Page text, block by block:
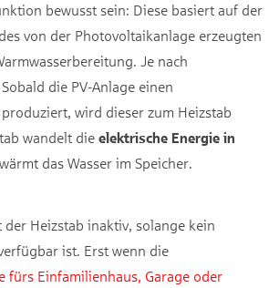
bewusst sein: Diese basiert auf der
von der Photovoltaikanlage erzeugten
Je nach
die PV-Anlage einen
produziert, wird dieser zum Heizstab
wandelt die elektrische Energie in
das Wasser im Speicher.
der Heizstab inaktiv, solange kein
ist. Erst wenn die
fürs Einfamilienhaus, Garage oder